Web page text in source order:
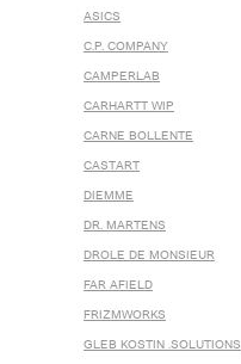
ASICS
C.P. COMPANY
CAMPERLAB
CARHARTT WIP
CARNE BOLLENTE
CASTART
DIEMME
DR. MARTENS
DROLE DE MONSIEUR
FAR AFIELD
FRIZMWORKS
GLEB KOSTIN .SOLUTIONS